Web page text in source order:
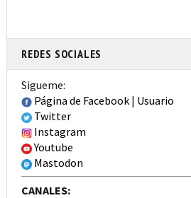
REDES SOCIALES
Sigueme:
Página de Facebook | Usuario
Twitter
Instagram
Youtube
Mastodon
CANALES: